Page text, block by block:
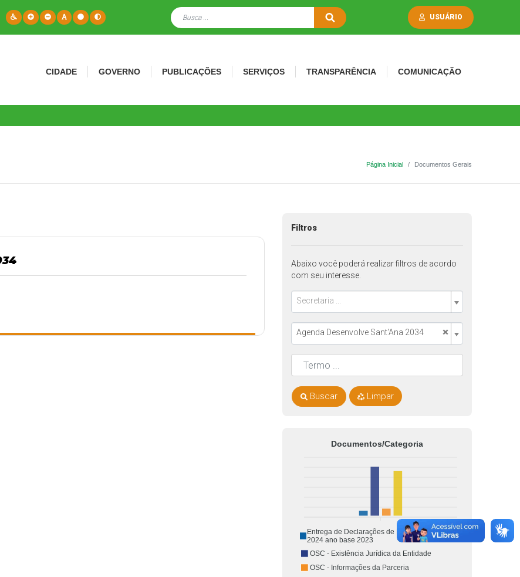
USUÁRIO
CIDADE GOVERNO PUBLICAÇÕES SERVIÇOS TRANSPARÊNCIA COMUNICAÇÃO
Página Inicial Documentos Gerais
Filtros
Abaixo você poderá realizar filtros de acordo
com seu interesse.
Secretaria ...
×
Agenda Desenvolve Sant'Ana 2034
Buscar Limpar
Documentos/Categoria
Entrega de Declarações de Bens e Valores de
2024 ano base 2023
OSC - Existência Jurídica da Entidade
OSC - Informações da Parceria